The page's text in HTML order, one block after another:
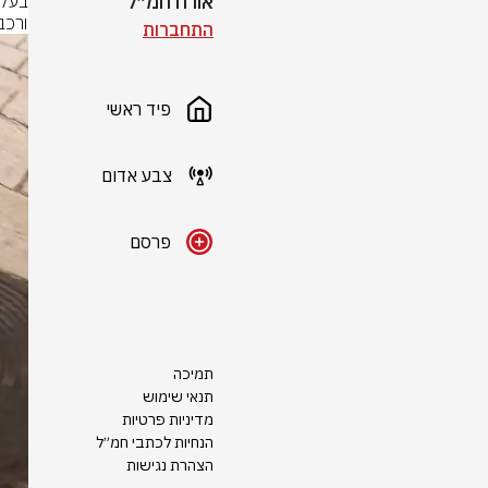
התחברות
פיד ראשי
צבע אדום
פרסם
תמיכה
תנאי שימוש
מדיניות פרטיות
הנחיות לכתבי חמ״ל
הצהרת נגישות